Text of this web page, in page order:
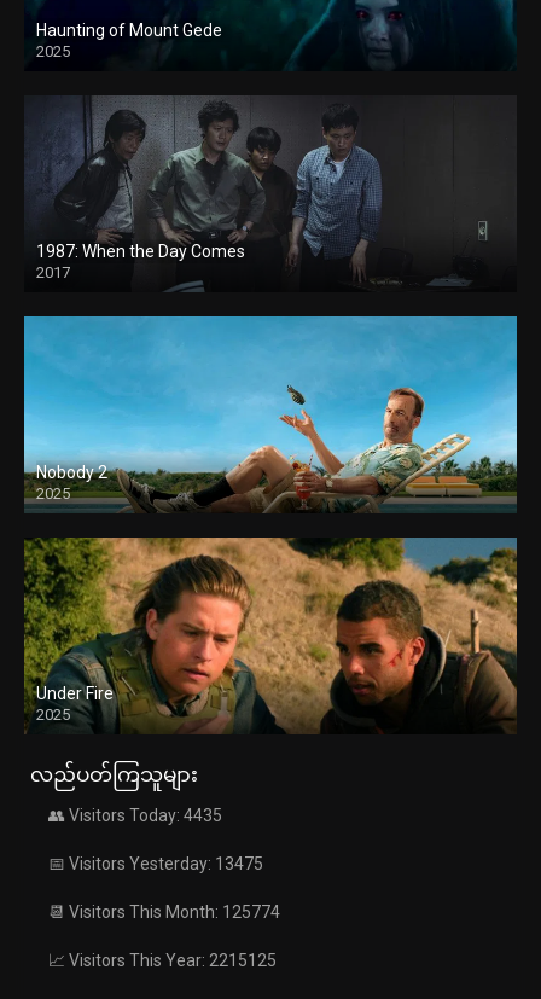
Haunting of Mount Gede
2025
1987: When the Day Comes
2017
Nobody 2
2025
Under Fire
2025
လည်ပတ်ကြသူများ
👥 Visitors Today: 4435
📅 Visitors Yesterday: 13475
📆 Visitors This Month: 125774
📈 Visitors This Year: 2215125